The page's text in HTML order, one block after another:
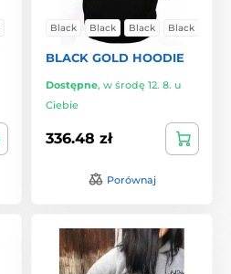
Black Black Black Black
BLACK GOLD HOODIE
Dostępne, w środę 12. 8. u
Ciebie
336.48 zł
Porównaj